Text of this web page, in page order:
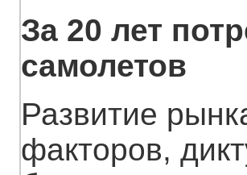
За 20 лет
самолетов
Развитие
факторов,